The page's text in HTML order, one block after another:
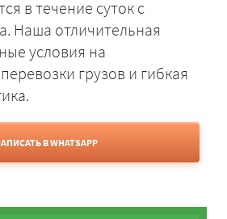
в течение суток с
Наша отличительная
условия на
грузов и гибкая
В WHATSAPP